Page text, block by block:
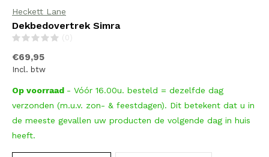
Heckett Lane
Dekbedovertrek Simra
(0)
€69,95
Incl. btw
Op voorraad - Vóór 16.00u. besteld = dezelfde dag
verzonden (m.u.v. zon- & feestdagen). Dit betekent dat u in
de meeste gevallen uw producten de volgende dag in huis
heeft.